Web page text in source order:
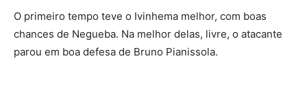
O primeiro tempo teve o Ivinhema melhor, com boas
chances de Negueba. Na melhor delas, livre, o atacante
parou em boa defesa de Bruno Pianissola.